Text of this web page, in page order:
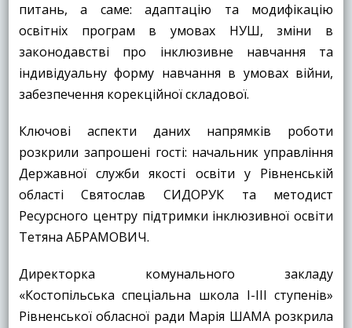
питань, а саме: адаптацію та модифікацію
освітніх програм в умовах НУШ, зміни в
законодавстві про інклюзивне навчання та
індивідуальну форму навчання в умовах війни,
забезпечення корекційної складової.
Ключові аспекти даних напрямків роботи
розкрили запрошені гості: начальник управління
Державної служби якості освіти у Рівненській
області Святослав СИДОРУК та методист
Ресурсного центру підтримки інклюзивної освіти
Тетяна АБРАМОВИЧ.
Директорка комунального закладу
«Костопільська спеціальна школа І-ІІІ ступенів»
Рівненської обласної ради Марія ШАМА розкрила